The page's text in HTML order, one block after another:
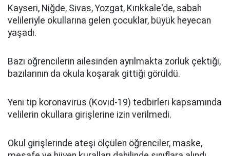
Kayseri, Niğde, Sivas, Yozgat, Kırıkkale'de, sabah
velileriyle okullarına gelen çocuklar, büyük heyecan
yaşadı.
Bazı öğrencilerin ailesinden ayrılmakta zorluk çektiği,
bazılarının da okula koşarak gittiği görüldü.
Yeni tip koronavirüs (Kovid-19) tedbirleri kapsamında
velilerin okullara girişlerine izin verilmedi.
Okul girişlerinde ateşi ölçülen öğrenciler, maske,